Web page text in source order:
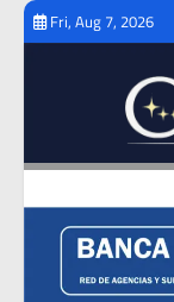
Skip
Fri, Aug 7, 2026